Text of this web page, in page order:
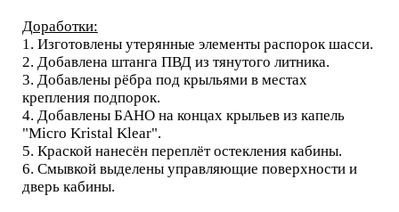
Доработки:
1. Изготовлены утерянные элементы распорок шасси.
2. Добавлена штанга ПВД из тянутого литника.
3. Добавлены рёбра под крыльями в местах
крепления подпорок.
4. Добавлены БАНО на концах крыльев из капель
"Micro Kristal Klear".
5. Краской нанесён переплёт остекления кабины.
6. Смывкой выделены управляющие поверхности и
дверь кабины.